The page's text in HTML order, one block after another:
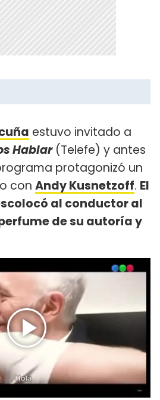
estuvo invitado a
Hablar(Telefe) y antes
protagonizó un
con Andy Kusnetzoff. El
al conductor al
de su autoría y